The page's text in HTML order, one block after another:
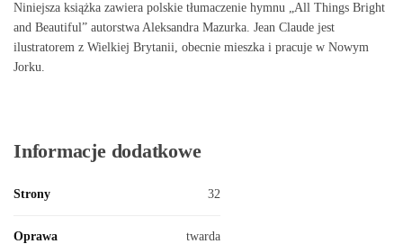
Niniejsza książka zawiera polskie tłumaczenie hymnu „All Things Bright
and Beautiful” autorstwa Aleksandra Mazurka. Jean Claude jest
ilustratorem z Wielkiej Brytanii, obecnie mieszka i pracuje w Nowym
Jorku.
Informacje dodatkowe
Strony 32
Oprawa twarda